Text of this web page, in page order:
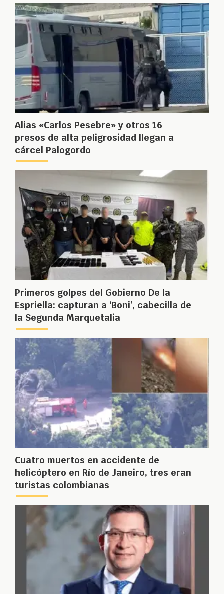
Alias «Carlos Pesebre» y otros 16
presos de alta peligrosidad llegan a
cárcel Palogordo
Primeros golpes del Gobierno De la
Espriella: capturan a ‘Boni’, cabecilla de
la Segunda Marquetalia
Cuatro muertos en accidente de
helicóptero en Río de Janeiro, tres eran
turistas colombianas